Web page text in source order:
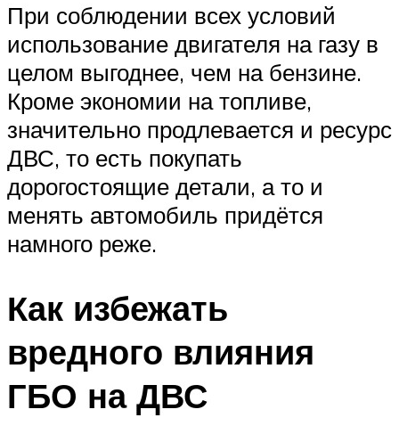
При соблюдении всех условий
использование двигателя на газу в
целом выгоднее, чем на бензине.
Кроме экономии на топливе,
значительно продлевается и ресурс
ДВС, то есть покупать
дорогостоящие детали, а то и
менять автомобиль придётся
намного реже.
Как избежать
вредного влияния
ГБО на ДВС